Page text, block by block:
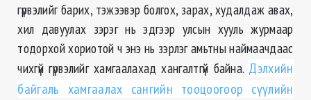
гүрвэлийг барих, тэжээвэр болгох, зарах, худалдаж авах,
хил давуулах зэрэг нь эдгээр улсын хууль журмаар
тодорхой хориотой ч энэ нь зэрлэг амьтны наймаачдаас
чихгүй гүрвэлийг хамгаалахад хангалтгүй байна. Дэлхийн
байгаль хамгаалах сангийн тооцоогоор сүүлийн